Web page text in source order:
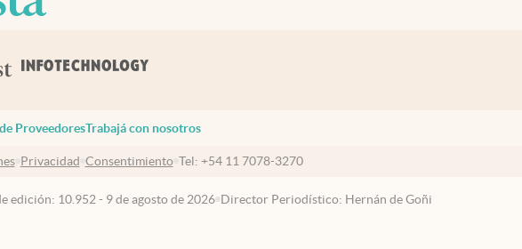
ProveedoresTrabajá con nosotros
Privacidad Consentimiento Tel: +54 11 7078-3270
edición: 10.952 - 9 de agosto de 2026 Director Periodístico: Hernán de Goñi